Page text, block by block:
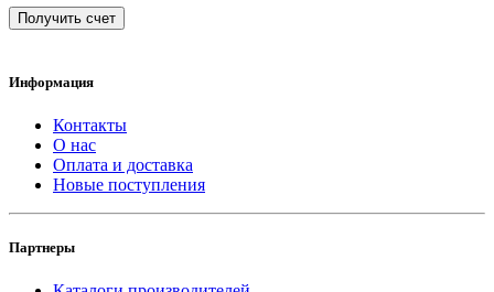
Получить счет
Информация
Контакты
О нас
Оплата и доставка
Новые поступления
Партнеры